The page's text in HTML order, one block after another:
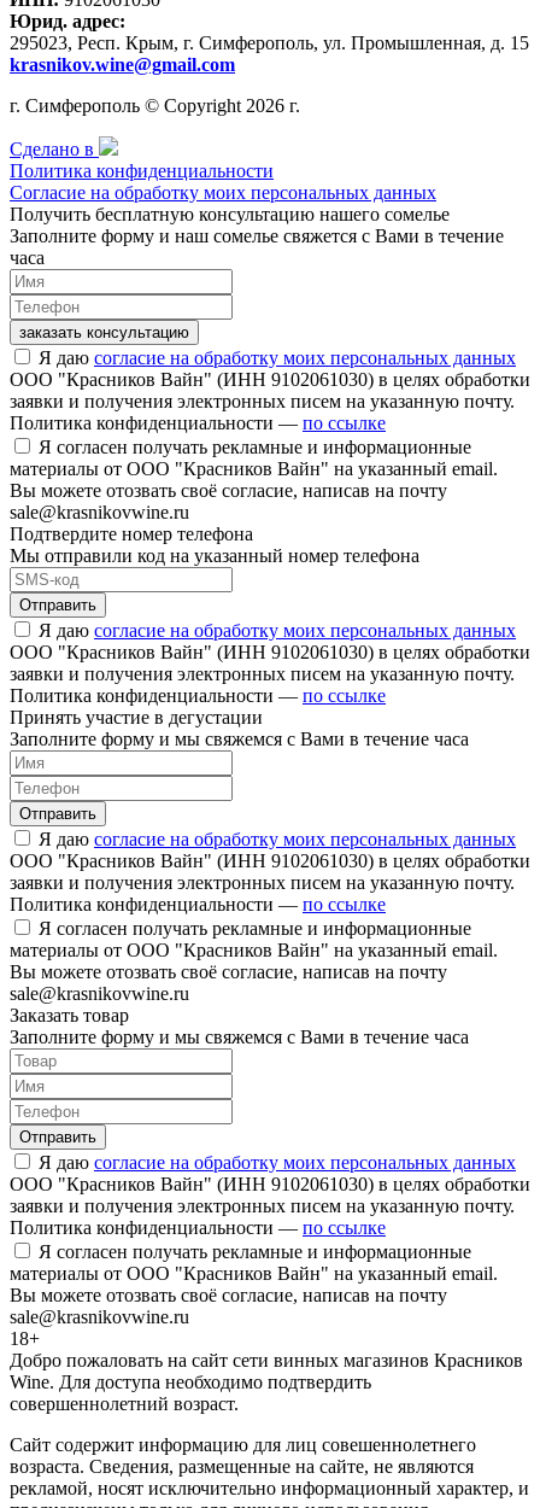
Юрид. адрес:
295023, Респ. Крым, г. Симферополь, ул. Промышленная, д. 15
krasnikov.wine@gmail.com
г. Симферополь © Copyright 2026 г.
Сделано в
Политика конфиденциальности
Согласие на обработку моих персональных данных
Получить бесплатную консультацию нашего сомелье
Заполните форму и наш сомелье свяжется с Вами в течение
часа
заказать консультацию
Я даю согласие на обработку моих персональных данных
ООО "Красников Вайн" (ИНН 9102061030) в целях обработки
заявки и получения электронных писем на указанную почту.
Политика конфиденциальности — по ссылке
Я согласен получать рекламные и информационные
материалы от ООО "Красников Вайн" на указанный email.
Вы можете отозвать своё согласие, написав на почту
sale@krasnikovwine.ru
Подтвердите номер телефона
Мы отправили код на указанный номер телефона
Отправить
Я даю согласие на обработку моих персональных данных
ООО "Красников Вайн" (ИНН 9102061030) в целях обработки
заявки и получения электронных писем на указанную почту.
Политика конфиденциальности — по ссылке
Принять участие в дегустации
Заполните форму и мы свяжемся с Вами в течение часа
Отправить
Я даю согласие на обработку моих персональных данных
ООО "Красников Вайн" (ИНН 9102061030) в целях обработки
заявки и получения электронных писем на указанную почту.
Политика конфиденциальности — по ссылке
Я согласен получать рекламные и информационные
материалы от ООО "Красников Вайн" на указанный email.
Вы можете отозвать своё согласие, написав на почту
sale@krasnikovwine.ru
Заказать товар
Заполните форму и мы свяжемся с Вами в течение часа
Отправить
Я даю согласие на обработку моих персональных данных
ООО "Красников Вайн" (ИНН 9102061030) в целях обработки
заявки и получения электронных писем на указанную почту.
Политика конфиденциальности — по ссылке
Я согласен получать рекламные и информационные
материалы от ООО "Красников Вайн" на указанный email.
Вы можете отозвать своё согласие, написав на почту
sale@krasnikovwine.ru
18+
Добро пожаловать на сайт сети винных магазинов Красников
Wine. Для доступа необходимо подтвердить
совершеннолетний возраст.
Сайт содержит информацию для лиц совешеннолетнего
возраста. Сведения, размещенные на сайте, не являются
рекламой, носят исключительно информационный характер, и